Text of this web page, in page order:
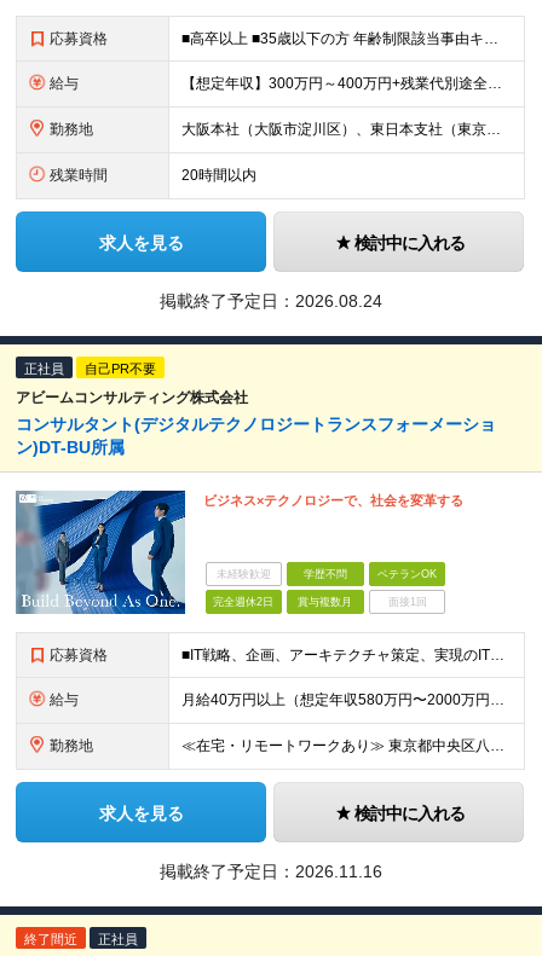
応募資格 ■高卒以上 ■35歳以下の方 年齢制限該当事由キャリア形成（例外事由３号イ） ※未経験者歓迎 ※他の職種や業界から転身し活躍している先輩社員多数 ※スキルチェンジやキャリアチェンジの希望も大歓迎！
給与 【想定年収】300万円～400万円+残業代別途全額支給+賞与年2回他 月給22万円～ ※みなし残業ではございません。残業代別途全額支給です。 (働かれた分は全額支給させて頂きます。) ※
勤務地 大阪本社（大阪市淀川区）、東日本支社（東京都港区）、中部支社（名古屋市中村区）または当社プロジェクト先 ※UIターン歓迎 ※希望勤務地考慮 (変更の範囲)当社関連勤務地
残業時間 20時間以内
求人を見る 検討中に入れる
掲載終了予定日： 2026.08.24
正社員 自己PR不要
アビームコンサルティング株式会社
コンサルタント(デジタルテクノロジートランスフォーメーショ
ン)DT-BU所属
ビジネス×テクノロジーで、社会を変革する
未経験歓迎 学歴不問 ベテランOK
完全週休2日 賞与複数月 面接1回
応募資格 ■IT戦略、企画、アーキテクチャ策定、実現のITライフサイクルに関わる実務経験3年以上 ■学歴不問
給与 月給40万円以上（想定年収580万円〜2000万円） ※経験・能力を考慮の上、当社規定により決定します。 ※賞与年2回支給 ※試用期間：原則6ヶ月（試用期間中の労働条件は本採用時と同様） ※残業代は全
勤務地 ≪在宅・リモートワークあり≫ 東京都中央区八重洲二丁目2番1号 東京ミッドタウン八重洲 八重洲セントラルタワー15階 ※プロジェクトによりその他全国、海外あり ※在宅勤務制度、リモートワーク制度あり
求人を見る 検討中に入れる
掲載終了予定日： 2026.11.16
終了間近 正社員